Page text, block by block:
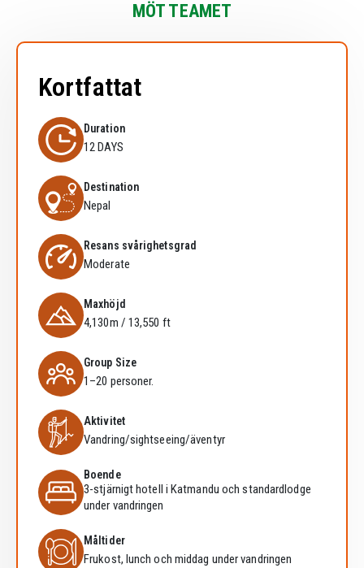
MÖT TEAMET
Kortfattat
Duration
12 DAYS
Destination
Nepal
Resans svårighetsgrad
Moderate
Maxhöjd
4,130m / 13,550 ft
Group Size
1–20 personer.
Aktivitet
Vandring/sightseeing/äventyr
Boende
3-stjärnigt hotell i Katmandu och standardlodge
under vandringen
Måltider
Frukost, lunch och middag under vandringen